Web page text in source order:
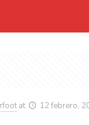
at 12 febrero,